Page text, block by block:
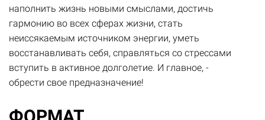
наполнить жизнь новыми смыслами, достичь
гармонию во всех сферах жизни, стать
неиссякаемым источником энергии, уметь
восстанавливать себя, справляться со стрессами
вступить в активное долголетие. И главное, -
обрести свое предназначение!